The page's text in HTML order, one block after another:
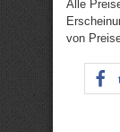
Alle
von